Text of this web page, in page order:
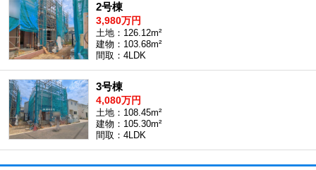
2号棟
3,980万円
土地：126.12m²
建物：103.68m²
間取：4LDK
3号棟
4,080万円
土地：108.45m²
建物：105.30m²
間取：4LDK